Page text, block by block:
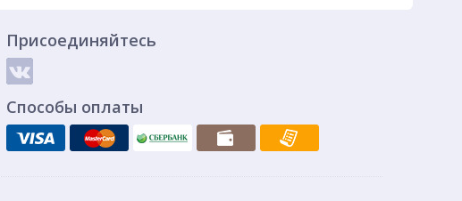
Присоединяйтесь
Способы оплаты